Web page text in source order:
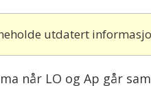
utdatert
når LO og Ap går